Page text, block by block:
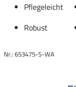
Pflegeleicht
Robust
Nr.: 653475-S-WA